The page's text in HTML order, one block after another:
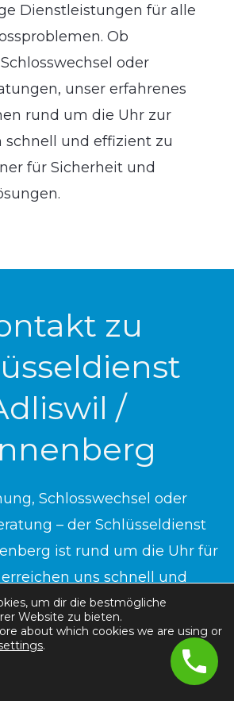
Dienstleistungen für alle
Ob
oder
unser erfahrenes
rund um die Uhr zur
schnell und effizient zu
für Sicherheit und
zu
/
Schlosswechsel oder
– der Schlüsseldienst
ist rund um die Uhr für
erreichen uns schnell und
– telefonisch
um dir die bestmögliche
Website zu bieten.
about which cookies we are using or
.